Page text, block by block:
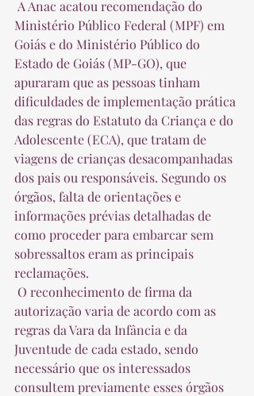
Ministério Público Federal (MPF) em
Goiás e do Ministério Público do
Estado de Goiás (MP-GO), que
apuraram que as pessoas tinham
dificuldades de implementação prática
das regras do Estatuto da Criança e do
Adolescente (ECA), que tratam de
viagens de crianças desacompanhadas
dos pais ou responsáveis. Segundo os
órgãos, falta de orientações e
informações prévias detalhadas de
como proceder para embarcar sem
sobressaltos eram as principais
reclamações.
autorização varia de acordo com as
regras da Vara da Infância e da
Juventude de cada estado, sendo
necessário que os interessados
consultem previamente esses órgãos